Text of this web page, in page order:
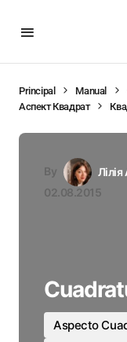
Principal Manual
Аспект Квадрат
By
02.08.2015
Aspecto